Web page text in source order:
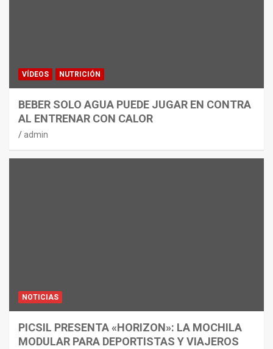
VÍDEOS NUTRICIÓN
BEBER SOLO AGUA PUEDE JUGAR EN CONTRA
AL ENTRENAR CON CALOR
admin
NOTICIAS
PICSIL PRESENTA «HORIZON»: LA MOCHILA
MODULAR PARA DEPORTISTAS Y VIAJEROS